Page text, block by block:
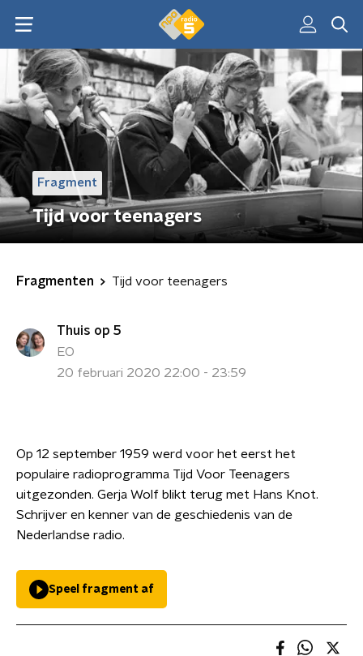
Fragment
Tijd voor teenagers
Fragmenten Tijd voor teenagers
Thuis op 5
EO
20 februari 2020 22:00 - 23:59
Op 12 september 1959 werd voor het eerst het
populaire radioprogramma Tijd Voor Teenagers
uitgezonden. Gerja Wolf blikt terug met Hans Knot.
Schrijver en kenner van de geschiedenis van de
Nederlandse radio.
Speel fragment af